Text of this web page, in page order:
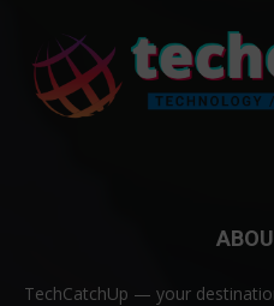
TechCatchUp — your